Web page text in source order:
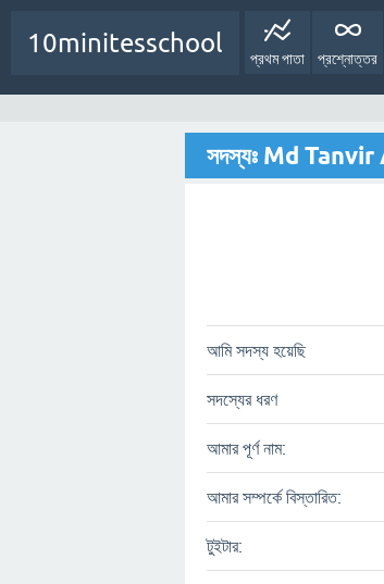
10minitesschool
প্রথম পাতা প্রশ্নোত্তর
সদস্যঃ Md
আমি সদস্য হয়েছি
সদস্যের ধরণ
আমার পূর্ণ নাম:
আমার সম্পর্কে বিস্তারিত:
টুইটার: